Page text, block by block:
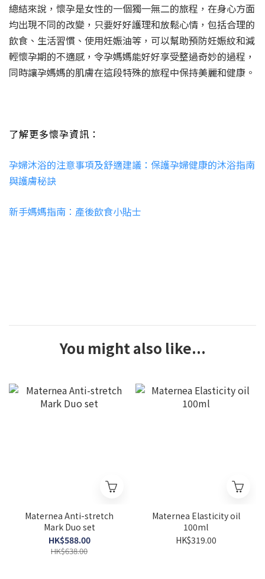
總結來說，懷孕是女性的一個獨一無二的旅程，在身心方面
均出現不同的改變，只要好好護理和放鬆心情，包括合理的
飲食、生活習慣、使用妊娠油等，可以幫助預防妊娠紋和減
輕懷孕期的不適感，令孕媽媽能好好享受整過奇妙的過程，
同時讓孕媽媽的肌膚在這段特殊的旅程中保持美麗和健康。
了解更多懷孕資訊：
孕婦沐浴的注意事項及舒適建議：保護孕婦健康的沐浴指南
與護膚秘訣
新手媽媽指南︰產後飲食小貼士
You might also like...
Maternea Anti-stretch
Mark Duo set
HK$588.00
HK$638.00
Maternea Elasticity oil
100ml
HK$319.00